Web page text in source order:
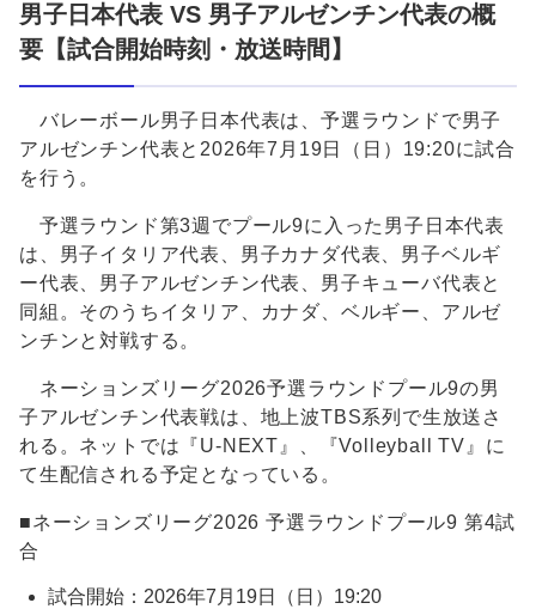
男子日本代表 VS 男子アルゼンチン代表の概
要【試合開始時刻・放送時間】
バレーボール男子日本代表は、予選ラウンドで男子
アルゼンチン代表と2026年7月19日（日）19:20に試合
を行う。
予選ラウンド第3週でプール9に入った男子日本代表
は、男子イタリア代表、男子カナダ代表、男子ベルギ
ー代表、男子アルゼンチン代表、男子キューバ代表と
同組。そのうちイタリア、カナダ、ベルギー、アルゼ
ンチンと対戦する。
ネーションズリーグ2026予選ラウンドプール9の男
子アルゼンチン代表戦は、地上波TBS系列で生放送さ
れる。ネットでは『U-NEXT』、『Volleyball TV』に
て生配信される予定となっている。
■ネーションズリーグ2026 予選ラウンドプール9 第4試
合
試合開始：2026年7月19日（日）19:20